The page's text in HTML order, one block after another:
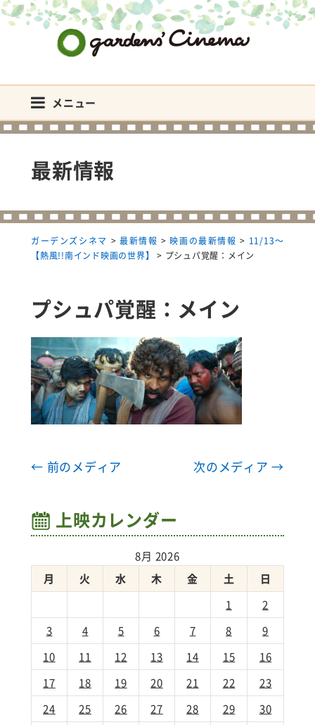
メニュー
最新情報
ガーデンズシネマ > 最新情報 > 映画の最新情報 > 11/13～
【熱風!!南インド映画の世界】
> プシュパ覚醒：メイン
プシュパ覚醒：メイン
← 前のメディア 次のメディア →
上映カレンダー
8月 2026
月
火 水 木 金 土
日
1
2
3
4 5 6 7 8
9
10
11 12 13 14 15
16
17
18 19 20 21 22
23
24
25 26 27 28 29
30